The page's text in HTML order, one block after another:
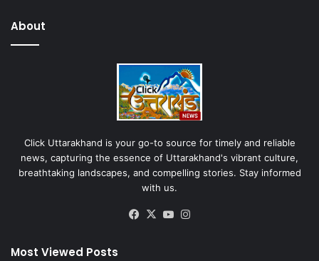
About
Click Uttarakhand is your go-to source for timely and reliable
news, capturing the essence of Uttarakhand's vibrant culture,
breathtaking landscapes, and compelling stories. Stay informed
with us.
Facebook
X YouTube
Most Viewed Posts